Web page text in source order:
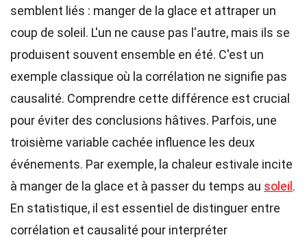
semblent liés : manger de la glace et attraper un
coup de soleil. L'un ne cause pas l'autre, mais ils se
produisent souvent ensemble en été. C'est un
exemple classique où la corrélation ne signifie pas
causalité. Comprendre cette différence est crucial
pour éviter des conclusions hâtives. Parfois, une
troisième variable cachée influence les deux
événements. Par exemple, la chaleur estivale incite
à manger de la glace et à passer du temps au soleil .
En statistique, il est essentiel de distinguer entre
corrélation et causalité pour interpréter